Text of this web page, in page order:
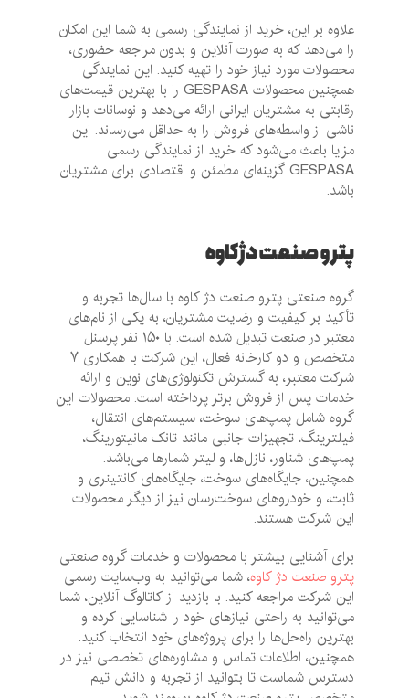
علاوه بر این، خرید از نمایندگی رسمی به شما این امکان
را می‌دهد که به صورت آنلاین و بدون مراجعه حضوری،
محصولات مورد نیاز خود را تهیه کنید. این نمایندگی
همچنین محصولات GESPASA را با بهترین قیمت‌های
رقابتی به مشتریان ایرانی ارائه می‌دهد و نوسانات بازار
ناشی از واسطه‌های فروش را به حداقل می‌رساند. این
مزایا باعث می‌شود که خرید از نمایندگی رسمی
GESPASA گزینه‌ای مطمئن و اقتصادی برای مشتریان
پترو صنعت دژ کاوه
گروه صنعتی پترو صنعت دژ کاوه با سال‌ها تجربه و
تأکید بر کیفیت و رضایت مشتریان، به یکی از نام‌های
معتبر در صنعت تبدیل شده است. با ۱۵۰ نفر پرسنل
متخصص و دو کارخانه فعال، این شرکت با همکاری ۷
شرکت معتبر، به گسترش تکنولوژی‌های نوین و ارائه
خدمات پس از فروش برتر پرداخته است. محصولات این
گروه شامل پمپ‌های سوخت، سیستم‌های انتقال،
فیلترینگ، تجهیزات جانبی مانند تانک مانیتورینگ،
پمپ‌های شناور، نازل‌ها، و لیتر شمارها می‌باشد.
همچنین، جایگاه‌های سوخت، جایگاه‌های کانتینری و
ثابت، و خودروهای سوخت‌رسان نیز از دیگر محصولات
این شرکت هستند.
برای آشنایی بیشتر با محصولات و خدمات گروه صنعتی
پترو صنعت دژ کاوه، شما می‌توانید به وب‌سایت رسمی
این شرکت مراجعه کنید. با بازدید از کاتالوگ آنلاین، شما
می‌توانید به راحتی نیازهای خود را شناسایی کرده و
بهترین راه‌حل‌ها را برای پروژه‌های خود انتخاب کنید.
همچنین، اطلاعات تماس و مشاوره‌های تخصصی نیز در
دسترس شماست تا بتوانید از تجربه و دانش تیم